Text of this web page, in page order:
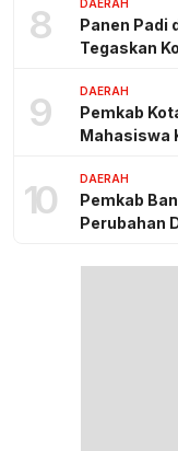
8 DAERAH
Panen Padi
Tegaskan
9 DAERAH
Pemkab
Mahasiswa
10 DAERAH
Pemkab
Perubahan